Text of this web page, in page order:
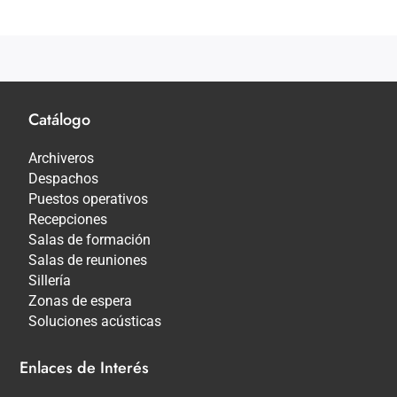
Catálogo
Archiveros
Despachos
Puestos operativos
Recepciones
Salas de formación
Salas de reuniones
Sillería
Zonas de espera
Soluciones acústicas
Enlaces de Interés